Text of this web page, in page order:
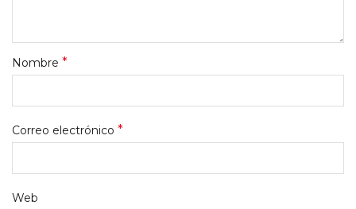
Nombre *
Correo electrónico *
Web